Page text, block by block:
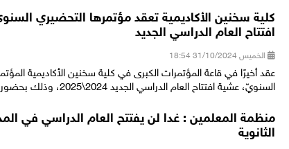
كلية سخنين الأكاديمية تعقد مؤتمرها التحضيري
افتتاح العام الدراسي الجديد
الخميس 31/10/2024 18:54
عقد أخيرًا في قاعة المؤتمرات الكبرى في كلية سخنين الأكاديمية
السنويّ، عشية افتتاح العام الدراسي الجديد 2024\2025، وذلك بحضور الطاقم ا...
منظمة المعلمين : غدا لن يفتتح العام الدراسي في
الثانوية